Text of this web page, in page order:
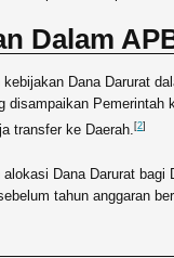
Dalam
Dana Darurat
disampaikan Pemerintah
transfer ke Daerah. [2]
Dana Darurat bagi
tahun anggaran